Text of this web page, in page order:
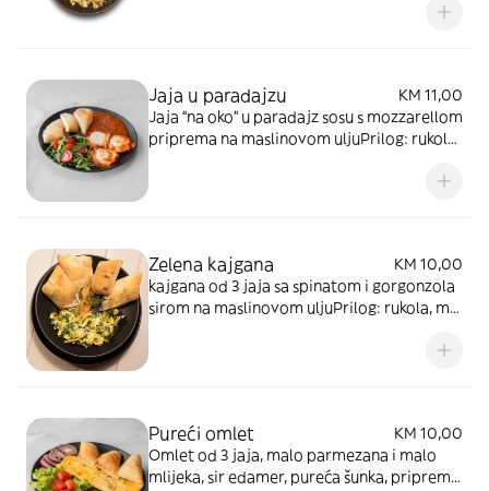
Jaja u paradajzu
KM 11,00
Jaja “na oko” u paradajz sosu s mozzarellom
priprema na maslinovom uljuPrilog: rukola,
Zelena kajgana
KM 10,00
kajgana od 3 jaja sa spinatom i gorgonzola
sirom na maslinovom uljuPrilog: rukola, mix
Pureći omlet
KM 10,00
Omlet od 3 jaja, malo parmezana i malo
mlijeka, sir edamer, pureća šunka, priprema